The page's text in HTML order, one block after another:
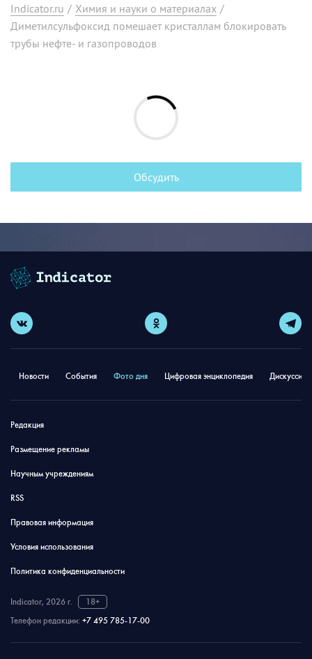
Indicator.ru / Химия и науки о материалах /
Диметилсульфоксид помешает кристаллам блокировать
трубы нефте- и газопроводов
Обсудить
Новости События Фото дня Цифровая энциклопедия
Редакция
Размещение рекламы
Научным учреждениям
RSS
Правовая информация
Условия использования
Политика конфиденциальности
Indicator, 2026 г.
18+
Телефон редакции: +7 495 785-17-00